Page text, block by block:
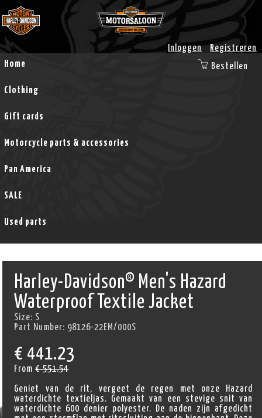
Inloggen
Registreren
Home
Clothing
Gift cards
Motorcycle parts & accessories
Pan America
SALE
Used parts
Bestellen
Harley-Davidson® Men's Hazard
Waterproof Textile Jacket
Size: S
Part Number: 98126-22EM/000S
€ 441.23
From € 551.54
Geniet van de rit, vergeet de regen met onze Hazard
waterdichte textieljas. Gemaakt van een stevige snit van
waterdichte 600 denier polyester. De naden zijn afgedicht